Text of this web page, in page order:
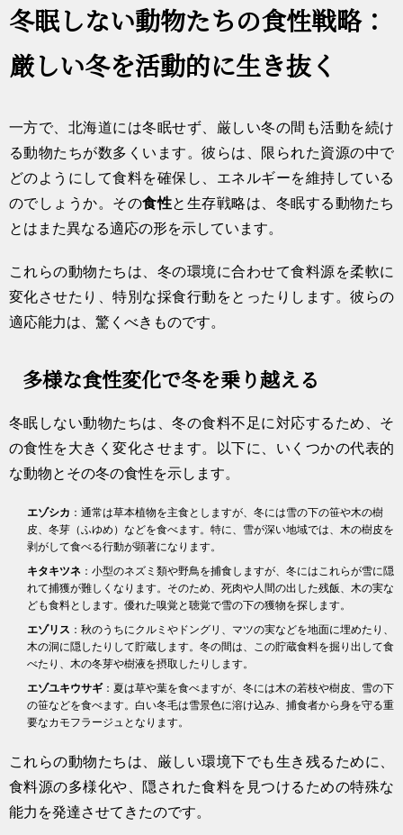
冬眠しない動物たちの食性戦略：
厳しい冬を活動的に生き抜く
一方で、北海道には冬眠せず、厳しい冬の間も活動を続け
る動物たちが数多くいます。彼らは、限られた資源の中で
どのようにして食料を確保し、エネルギーを維持している
のでしょうか。その食性と生存戦略は、冬眠する動物たち
とはまた異なる適応の形を示しています。
これらの動物たちは、冬の環境に合わせて食料源を柔軟に
変化させたり、特別な採食行動をとったりします。彼らの
適応能力は、驚くべきものです。
多様な食性変化で冬を乗り越える
冬眠しない動物たちは、冬の食料不足に対応するため、そ
の食性を大きく変化させます。以下に、いくつかの代表的
な動物とその冬の食性を示します。
エゾシカ ：通常は草本植物を主食としますが、冬には雪の下の笹や木の樹
皮、冬芽（ふゆめ）などを食べます。特に、雪が深い地域では、木の樹皮を
剥がして食べる行動が顕著になります。
キタキツネ ：小型のネズミ類や野鳥を捕食しますが、冬にはこれらが雪に隠
れて捕獲が難しくなります。そのため、死肉や人間の出した残飯、木の実な
ども食料とします。優れた嗅覚と聴覚で雪の下の獲物を探します。
エゾリス ：秋のうちにクルミやドングリ、マツの実などを地面に埋めたり、
木の洞に隠したりして貯蔵します。冬の間は、この貯蔵食料を掘り出して食
べたり、木の冬芽や樹液を摂取したりします。
エゾユキウサギ：夏は草や葉を食べますが、冬には木の若枝や樹皮、雪の下
の笹などを食べます。白い冬毛は雪景色に溶け込み、捕食者から身を守る重
要なカモフラージュとなります。
これらの動物たちは、厳しい環境下でも生き残るために、
食料源の多様化や、隠された食料を見つけるための特殊な
能力を発達させてきたのです。